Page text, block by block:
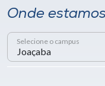
Onde estamos
Selecione o campus